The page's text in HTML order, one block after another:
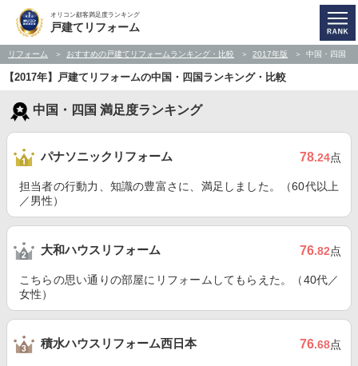
オリコン顧客満足度ランキング
戸建てリフォーム
リフォーム おすすめの戸建てリフォームランキング・比較 2017年版 中国・四国
【2017年】戸建てリフォームの中国・四国ランキング・比較
中国・四国 満足度ランキング
パナソニックリフォーム 78.24点
担当者の行動力、知識の豊富さに、満足しました。（60代以上
／男性）
大和ハウスリフォーム 76.82点
こちらの思い通りの部屋にリフォームしてもらえた。（40代／
女性）
積水ハウスリフォーム西日本 76.68点